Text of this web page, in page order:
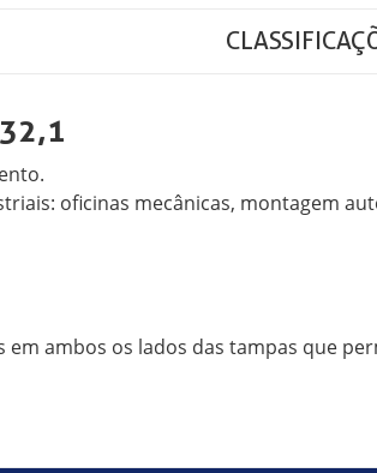
oficinas mecânicas, montagem
ambos os lados das tampas que